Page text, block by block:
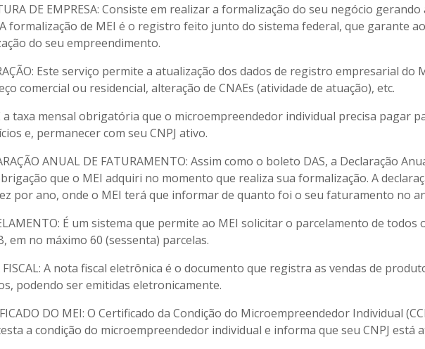
DE EMPRESA: Consiste em realizar a formalização do seu negócio
A formalização de MEI é o registro feito junto do sistema federal, que garante
do seu empreendimento.
Este serviço permite a atualização dos dados de registro empresarial do
comercial ou residencial, alteração de CNAEs (atividade de atuação), etc.
a taxa mensal obrigatória que o microempreendedor individual precisa pagar
e, permanecer com seu CNPJ ativo.
ANUAL DE FATURAMENTO: Assim como o boleto DAS, a Declaração
que o MEI adquiri no momento que realiza sua formalização. A
por ano, onde o MEI terá que informar de quanto foi o seu faturamento no
É um sistema que permite ao MEI solicitar o parcelamento de todos
em no máximo 60 (sessenta) parcelas.
A nota fiscal eletrônica é o documento que registra as vendas de
podendo ser emitidas eletronicamente.
DO MEI: O Certificado da Condição do Microempreendedor Individual
a condição do microempreendedor individual e informa que seu CNPJ está